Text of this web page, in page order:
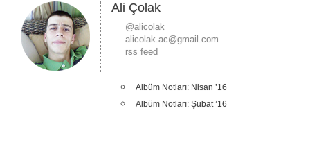
Ali Çolak
@alicolak
alicolak.ac@gmail.com
rss feed
Albüm Notları: Nisan ’16
Albüm Notları: Şubat ’16